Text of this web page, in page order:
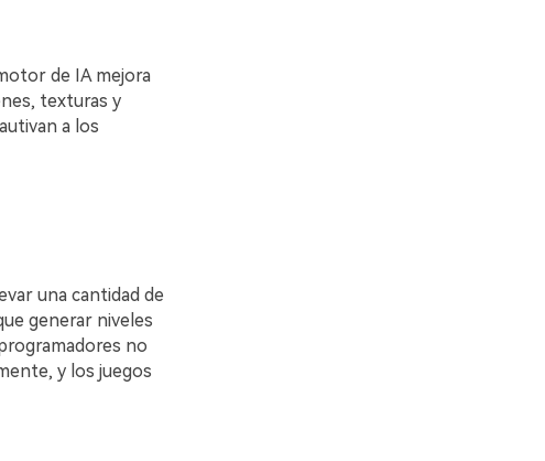
de IA mejora
texturas y
a los
una cantidad de
generar niveles
no
y los juegos